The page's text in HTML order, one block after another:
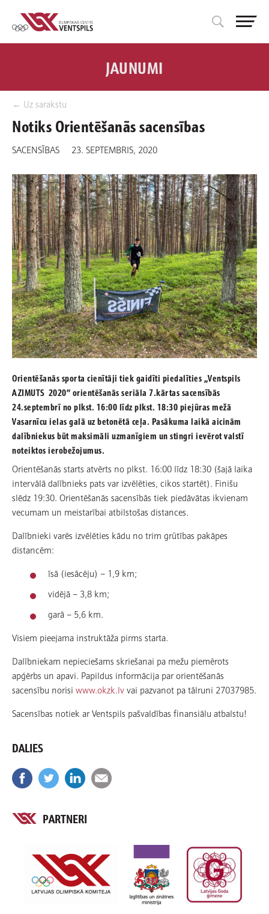
← Uz sarakstu
JAUNUMI
Notiks Orientēšanās sacensības
SACENSĪBAS 23. SEPTEMBRIS, 2020
Orientēšanās sporta cienītāji tiek gaidīti piedalīties „Ventspils
AZIMUTS 2020” orientēšanās seriāla 7.kārtas sacensībās
24.septembrī no plkst. 16:00 līdz plkst. 18:30 piejūras mežā
Vasarnīcu ielas galā uz betonētā ceļa. Pasākuma laikā aicinām
dalībniekus būt maksimāli uzmanīgiem un stingri ievērot valstī
noteiktos ierobežojumus.
Orientēšanās starts atvērts no plkst. 16:00 līdz 18:30 (šajā laika
intervālā dalībnieks pats var izvēlēties, cikos startēt). Finišu
slēdz 19:30. Orientēšanās sacensībās tiek piedāvātas ikvienam
vecumam un meistarībai atbilstošas distances.
Dalībnieki varēs izvēlēties kādu no trim grūtības pakāpes
distancēm:
īsā (iesācēju) – 1,9 km;
vidējā – 3,8 km;
garā – 5,6 km.
Visiem pieejama instruktāža pirms starta.
Dalībniekam nepieciešams skriešanai pa mežu piemērots
apģērbs un apavi. Papildus informācija par orientēšanās
sacensību norisi www.okzk.lvvai pazvanot pa tālruni 27037985.
Sacensības notiek ar Ventspils pašvaldības finansiālu atbalstu!
DALIES
PARTNERI